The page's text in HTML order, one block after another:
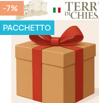
-7%
PACCHETTO